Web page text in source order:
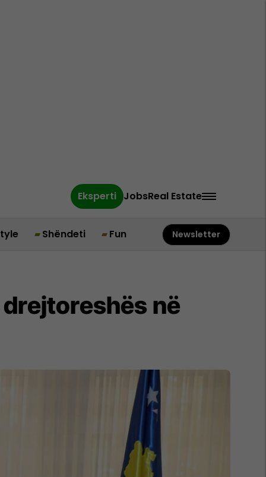
Eksperti JobsReal Estate
Shëndeti Fun Newsletter
në